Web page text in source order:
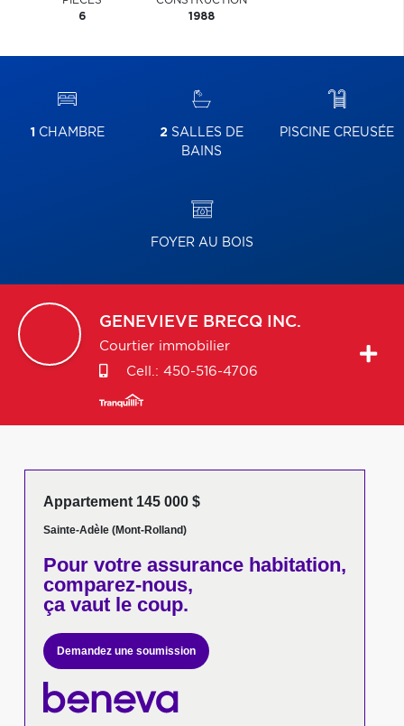
6
1988
1 CHAMBRE 2 SALLES DE
BAINS
PISCINE CREUSÉE
FOYER AU BOIS
GENEVIEVE BRECQ INC.
Courtier immobilier
Cell.: 450-516-4706
Appartement 145 000 $
Sainte-Adèle (Mont-Rolland)
Pour votreassurance habitation,
comparez-nous,
ça vaut le coup.
Demandez une soumission